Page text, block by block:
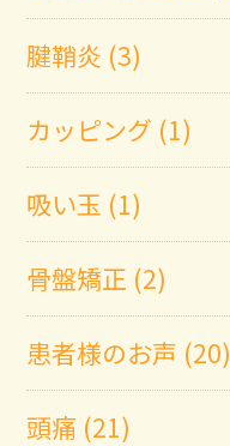
腱鞘炎 (3)
カッピング (1)
吸い玉 (1)
骨盤矯正 (2)
患者様のお声 (20)
頭痛 (21)